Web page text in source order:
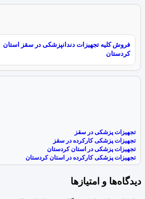
فروش کلیه تجهیزات دندانپزشکی در سقز استان
کردستان
تجهیزات پزشکی در سقز
تجهیزات پزشکی کارکرده در سقز
تجهیزات پزشکی در استان کردستان
تجهیزات پزشکی کارکرده در استان کردستان
دیدگاه‌ها و امتیازها